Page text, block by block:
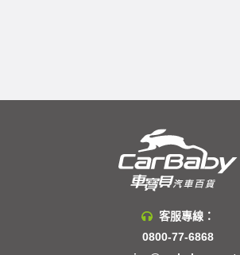
客服專線：
0800-77-6868